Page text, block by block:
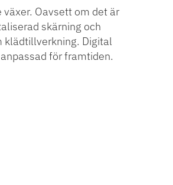
Oavsett om det är
skärning och
klädtillverkning. Digital
för framtiden.